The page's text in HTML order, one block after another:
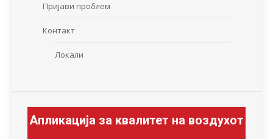
Пријави проблем
Контакт
Локали
Апликација за квалитет на воздухот